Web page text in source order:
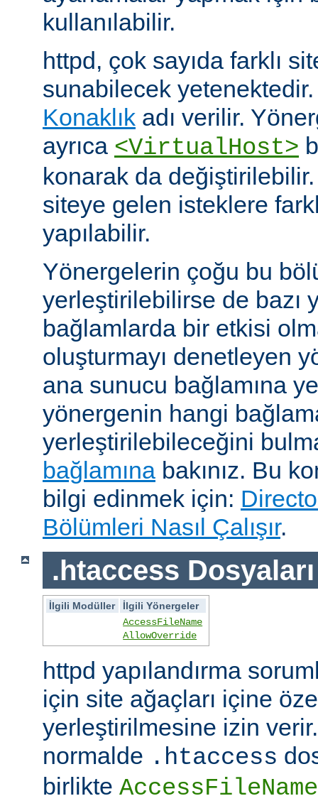
kullanılabilir.
httpd, çok sayıda farklı
sunabilecek
Konaklık adı verilir.
ayrıca <VirtualHost>
konarak da
siteye gelen isteklere
yapılabilir.
Yönergelerin çoğu bu
yerleştirilebilirse de bazı
bağlamlarda bir etkisi
oluşturmayı denetleyen
ana sunucu bağlamına
yönergenin hangi
yerleştirilebileceğini
bağlamına bakınız. Bu
bilgi edinmek için:
Bölümleri Nasıl Çalışır.
.htaccess Dosyaları
İlgili Modüller
İlgili Yönergeler
AccessFileName
AllowOverride
httpd yapılandırma
için site ağaçları içine
yerleştirilmesine izin
normalde .htaccess
birlikte AccessFileName